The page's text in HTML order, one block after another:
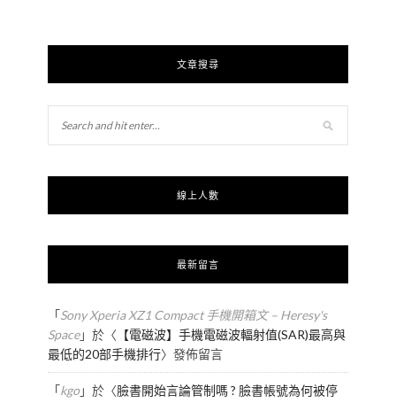
文章搜尋
線上人數
最新留言
「Sony Xperia XZ1 Compact 手機開箱文 – Heresy's
Space」於〈 【電磁波】手機電磁波輻射值(SAR)最高與
最低的20部手機排行〉發佈留言
「kgo」於〈臉書開始言論管制嗎 ? 臉書帳號為何被停